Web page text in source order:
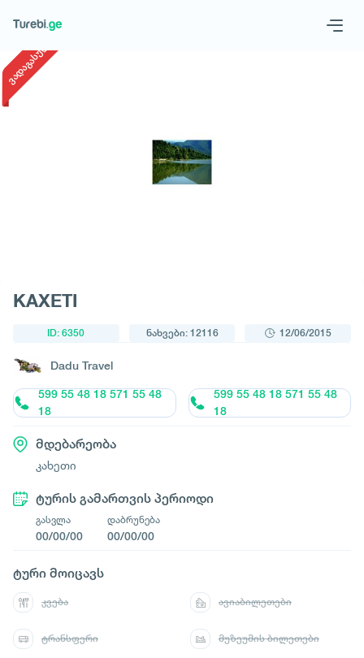
მოითხოვე ტური
ვადაგასული
KAXETI
ID: 6350 ნახვები: 12116 12/06/2015
Dadu Travel
599 55 48 18 571 55 48
18
599 55 48 18 571 55 48
18
მდებარეობა
კახეთი
ტურის გამართვის პერიოდი
გასვლა
00/00/00
დაბრუნება
00/00/00
ტური მოიცავს
კვება ავიაბილეთები
ტრანსფერი მუზეუმის ბილეთები